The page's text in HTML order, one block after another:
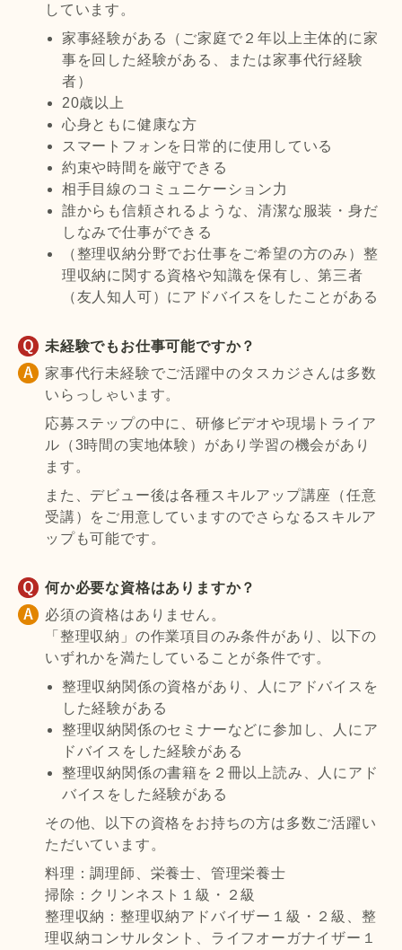
しています。
家事経験がある（ご家庭で２年以上主体的に家
事を回した経験がある、または家事代行経験
者）
20歳以上
心身ともに健康な方
スマートフォンを日常的に使用している
約束や時間を厳守できる
相手目線のコミュニケーション力
誰からも信頼されるような、清潔な服装・身だ
しなみで仕事ができる
（整理収納分野でお仕事をご希望の方のみ）整
理収納に関する資格や知識を保有し、第三者
（友人知人可）にアドバイスをしたことがある
未経験でもお仕事可能ですか？
家事代行未経験でご活躍中のタスカジさんは多数
いらっしゃいます。
応募ステップの中に、研修ビデオや現場トライア
ル（3時間の実地体験）があり学習の機会があり
ます。
また、デビュー後は各種スキルアップ講座（任意
受講）をご用意していますのでさらなるスキルア
ップも可能です。
何か必要な資格はありますか？
必須の資格はありません。
「整理収納」の作業項目のみ条件があり、以下の
いずれかを満たしていることが条件です。
整理収納関係の資格があり、人にアドバイスを
した経験がある
整理収納関係のセミナーなどに参加し、人にア
ドバイスをした経験がある
整理収納関係の書籍を２冊以上読み、人にアド
バイスをした経験がある
その他、以下の資格をお持ちの方は多数ご活躍い
ただいています。
料理：調理師、栄養士、管理栄養士
掃除：クリンネスト１級・２級
整理収納：整理収納アドバイザー１級・２級、整
理収納コンサルタント、ライフオーガナイザー１